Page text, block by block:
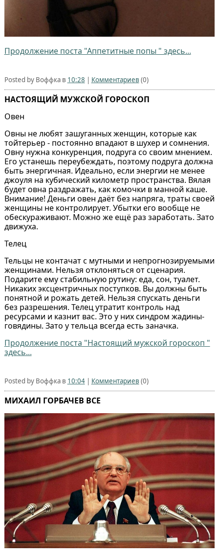
Продолжение поста "Аппетитные попы " здесь...
Posted by Воффка в 10:28 | Комментариев (0)
НАСТОЯЩИЙ МУЖСКОЙ ГОРОСКОП
Овен
Овны не любят зашуганных женщин, которые как
тойтерьер - постоянно впадают в шухер и сомнения.
Овну нужна конкуренция, подруга со своим мнением.
Его устанешь переубеждать, поэтому подруга должна
быть энергичная. Идеально, если энергии не менее
джоуля на кубический километр пространства. Вялая
будет овна раздражать, как комочки в манной каше.
Внимание! Деньги овен даёт без напряга, траты своей
женщины не контролирует. Убытки его вообще не
обескураживают. Можно же ещё раз заработать. Зато
движуха.
Телец
Тельцы не контачат с мутными и непрогнозируемыми
женщинами. Нельзя отклоняться от сценария.
Подарите ему стабильную рутину: еда, сон, туалет.
Никаких эксцентричных поступков. Вы должны быть
понятной и рожать детей. Нельзя спускать деньги
без разрешения. Телец утратит контроль над
ресурсами и казнит вас. Это у них синдром жадины-
говядины. Зато у тельца всегда есть заначка.
Продолжение поста "Настоящий мужской гороскоп "
здесь...
Posted by Воффка в 10:04| Комментариев (0)
МИХАИЛ ГОРБАЧЕВ ВСЕ